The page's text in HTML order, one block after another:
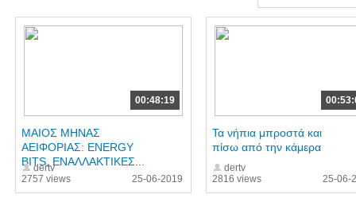
00:48:19
2757 views
ΜΑΙΟΣ ΜΗΝΑΣ
ΑΕΙΦΟΡΙΑΣ: ENERGY
BITS, ΕΝΑΛΛΑΚΤΙΚΕΣ...
dertv
25-06-2019
2816 views
Τα νήπια μπροστά και
πίσω από την κάμερα
dertv
25-06-